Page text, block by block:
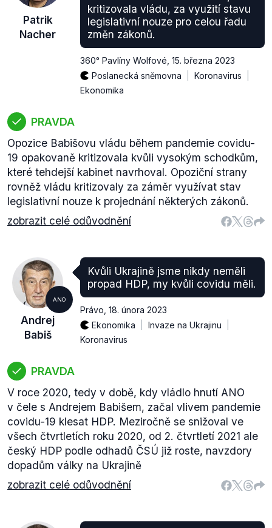
Patrik
Nacher
kritizovala vládu, za využití stavu
legislativní nouze pro celou řadu
změn zákonů.
360° Pavlíny Wolfové 15. března 2023
Poslanecká sněmovna
Koronavirus
Ekonomika
PRAVDA
Opozice Babišovu vládu během pandemie covidu-
19 opakovaně kritizovala kvůli vysokým schodkům,
které tehdejší kabinet navrhoval. Opoziční strany
rovněž vládu kritizovaly za záměr využívat stav
legislativní nouze k projednání některých zákonů.
zobrazit celé odůvodnění
ANO
Andrej
Babiš
Kvůli Ukrajině jsme nikdy neměli
propad HDP, my kvůli covidu měli.
Právo 18. února 2023
Ekonomika
Invaze na Ukrajinu
Koronavirus
PRAVDA
V roce 2020, tedy v době, kdy vládlo hnutí ANO
v čele s Andrejem Babišem, začal vlivem pandemie
covidu-19 klesat HDP. Meziročně se snižoval ve
všech čtvrtletích roku 2020, od 2. čtvrtletí 2021 ale
český HDP podle odhadů ČSÚ již roste, navzdory
dopadům války na Ukrajině
zobrazit celé odůvodnění